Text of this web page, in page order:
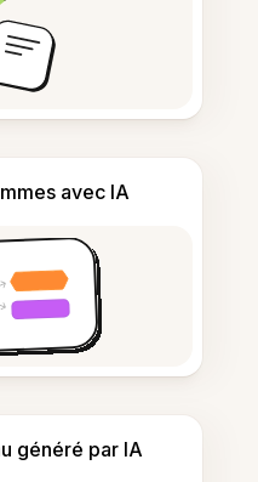
avec IA
généré par IA